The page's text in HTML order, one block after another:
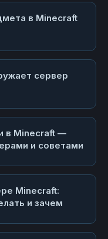
в Minecraft
сервер
в Minecraft —
и советами
Minecraft:
и зачем